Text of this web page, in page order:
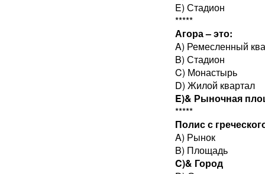
E) Стадион
*****
Агора – это:
A) Ремесленный
B) Стадион
C) Монастырь
D) Жилой квартал
E)& Рыночная
*****
Полис с
A) Рынок
B) Площадь
C)& Город